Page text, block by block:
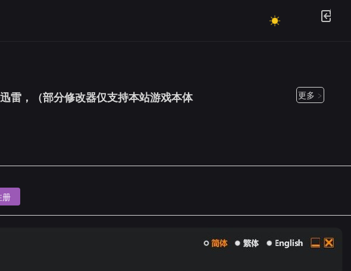
雷，（部分修改器仅支持本站游戏本体 更多 >
册